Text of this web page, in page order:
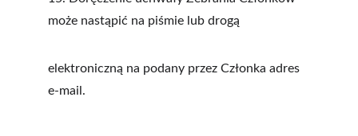
może nastąpić na piśmie lub drogą
elektroniczną na podany przez Członka adres
e-mail.